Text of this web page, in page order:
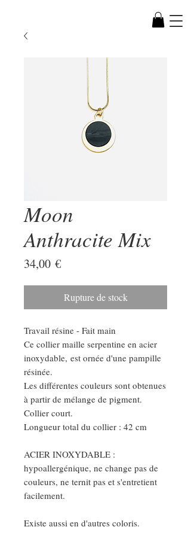
Moon
Anthracite Mix
34,00 €Prix
Rupture de stock
Travail résine - Fait main
Ce collier maille serpentine en acier
inoxydable, est ornée d'une pampille
résinée.
Les différentes couleurs sont obtenues
à partir de mélange de pigment.
Collier court.
Longueur total du collier : 42 cm
ACIER INOXYDABLE :
hypoallergénique, ne change pas de
couleurs, ne ternit pas et s'entretient
facilement.
Existe aussi en d'autres coloris.